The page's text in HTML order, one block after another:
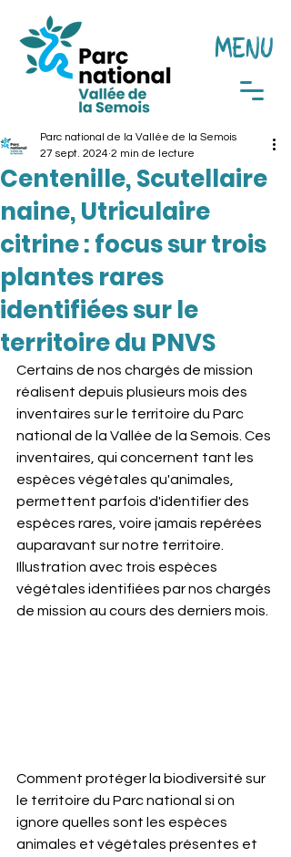
MENU
Centenille, Scutellaire
naine, Utriculaire
citrine : focus sur trois
plantes rares
identifiées sur le
territoire du PNVS
Parc national de la Vallée de la Semois
27 sept. 2024 2 min de lecture
Certains de nos chargés de mission
réalisent depuis plusieurs mois des
inventaires sur le territoire du Parc
national de la Vallée de la Semois. Ces
inventaires, qui concernent tant les
espèces végétales qu'animales,
permettent parfois d'identifier des
espèces rares, voire jamais repérées
auparavant sur notre territoire.
Illustration avec trois espèces
végétales identifiées par nos chargés
de mission au cours des derniers mois.
Comment protéger la biodiversité sur
le territoire du Parc national si on
ignore quelles sont les espèces
animales et végétales présentes et